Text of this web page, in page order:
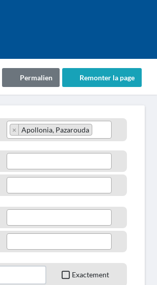
Remonter la page
Permalien
× Apollonia, Pazarouda
Exactement